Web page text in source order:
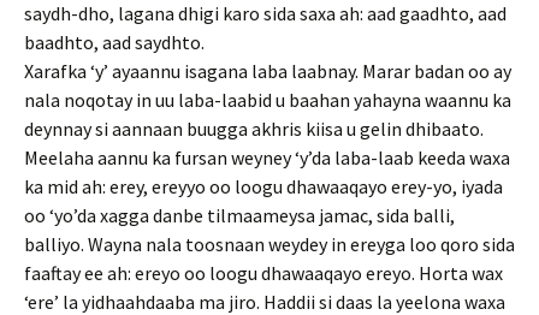
saydh-dho, lagana dhigi karo sida saxa ah: aad gaadhto, aad
baadhto, aad saydhto.
Xarafka ‘y’ ayaannu isagana laba laabnay. Marar badan oo ay
nala noqotay in uu laba-laabid u baahan yahayna waannu ka
deynnay si aannaan buugga akhris kiisa u gelin dhibaato.
Meelaha aannu ka fursan weyney ‘y’da laba-laab keeda waxa
ka mid ah: erey, ereyyo oo loogu dhawaaqayo erey-yo, iyada
oo ‘yo’da xagga danbe tilmaameysa jamac, sida balli,
balliyo. Wayna nala toosnaan weydey in ereyga loo qoro sida
faaftay ee ah: ereyo oo loogu dhawaaqayo ereyo. Horta wax
‘ere’ la yidhaahdaaba ma jiro. Haddii si daas la yeelona waxa